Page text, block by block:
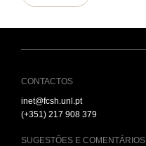
CONTACTOS
inet@fcsh.unl.pt
(+351) 217 908 379
SUGESTÕES E COMENTÁRIOS